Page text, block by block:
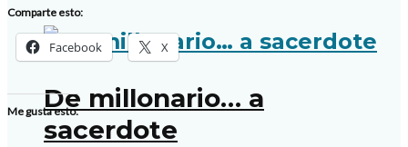
De millonario… a
sacerdote
Comparte esto:
Facebook X
Me gusta esto: